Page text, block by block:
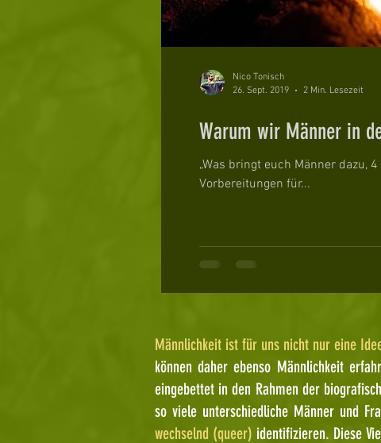
Warum wir Männer in
„Was bringt euch Männer dazu,
Vorbereitungen für...
Nico Tonisch
26. Sept. 2019
2 Min. Lesezeit
Männlichkeit ist für uns nicht nur eine
können daher ebenso Männlichkeit
eingebettet in den Rahmen der
so viele unterschiedliche Männer und
wechselnd (queer) identifizieren. Diese